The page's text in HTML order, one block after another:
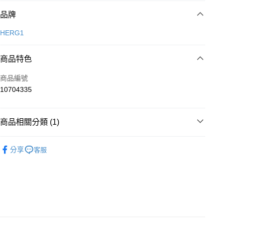
付款方式
信用卡一次付款
Apple Pay
悠遊付
品牌
HERG1
商品特色
商品編號
10704335
商品相關分類 (1)
分享
客服